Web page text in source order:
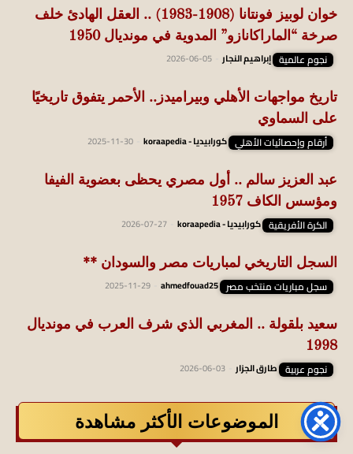
خوان لوبيز فونتانا (1908-1983) .. العقل الهادئ خلف
صرخة “الماراكانازو” المدوية في مونديال 1950
نجوم عالمية إبراهيم النجار 2026-06-05
تاريخ مواجهات الأهلي وبيراميدز.. الأحمر يتفوق تاريخيًا
على السماوي
أرقام وإحصائيات الأهلي كورابيديا - koraapedia 2025-11-30
عبد العزيز سالم .. أول مصري يحظى بعضوية الفيفا
ومؤسس الكاف 1957
الكرة الأفريقية كورابيديا - koraapedia 2026-07-27
السجل التاريخي لمباريات مصر والسودان **
سجل مباريات منتخب مصر ahmedfouad25
2025-11-29
سعيد بلقولة .. المغربي الذي شرف العرب في مونديال
1998
نجوم عربية طارق الجزار 2026-06-03
الموضوعات الأكثر مشاهدة